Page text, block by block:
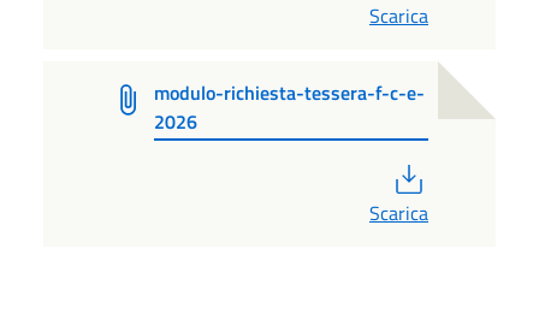
Scarica
modulo-richiesta-tessera-f-c-e-
2026
Scarica